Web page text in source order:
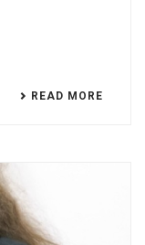
READ MORE